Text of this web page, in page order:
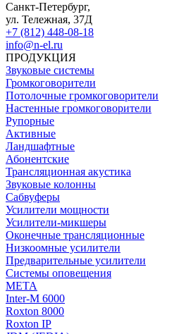
Санкт-Петербург,
ул. Тележная, 37Д
+7 (812) 448-08-18
info@n-el.ru
ПРОДУКЦИЯ
Звуковые системы
Громкоговорители
Потолочные громкоговорители
Настенные громкоговорители
Рупорные
Активные
Ландшафтные
Абонентские
Трансляционная акустика
Звуковые колонны
Сабвуферы
Усилители мощности
Усилители-микшеры
Оконечные трансляционные
Низкоомные усилители
Предварительные усилители
Системы оповещения
МЕТА
Inter-M 6000
Roxton 8000
Roxton IP